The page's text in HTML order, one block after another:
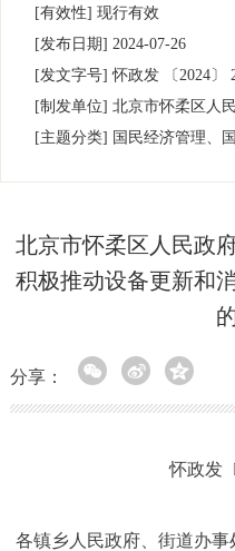
[有效性] 现行有效
[发布日期] 2024-07-26
[发文字号]怀政发 〔2024〕
[制发单位] 北京市怀柔区人
[主题分类] 国民经济管理、
北京市怀柔区人民政
积极推动设备更新和
分享：
怀政发
各镇乡人民政府、街道办